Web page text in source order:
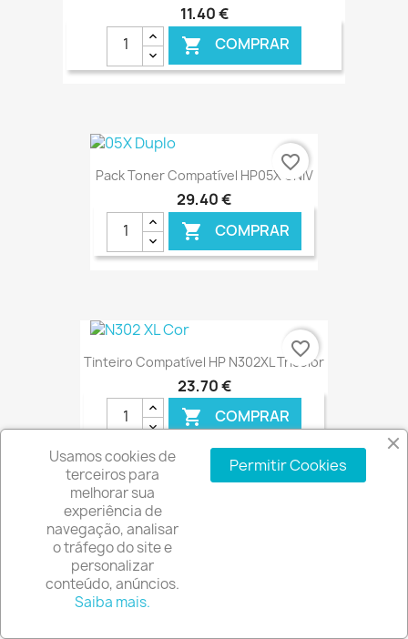
11,40 €
 COMPRAR
€ ONLINE
Pack Toner Compatível HP05X UNIV
29,40 €
 COMPRAR
€ ONLINE
favorite_border
Tinteiro Compatível HP N302XL Tricolor
23,70 €
 COMPRAR
favorite_border
FacebookLinkedIn
Usamos cookies de
terceiros para
melhorar sua
experiência de
navegação, analisar
o tráfego do site e
personalizar
conteúdo, anúncios.
Saiba mais.
Permitir Cookies